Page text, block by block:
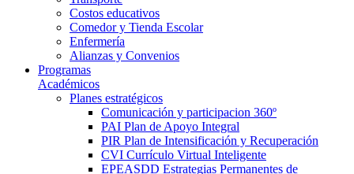
Costos educativos
Comedor y Tienda Escolar
Enfermería
Alianzas y Convenios
Programas
Académicos
Planes estratégicos
Comunicación y participacion 360º
PAI Plan de Apoyo Integral
PIR Plan de Intensificación y Recuperación
CVI Currículo Virtual Inteligente
EPEASDD Estrategias Permanentes de